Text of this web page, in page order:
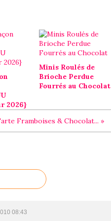
2026}
Minis Roulés de
Brioche Perdue
Fourrés au Chocolat
Framboises & Chocolat... »
08:43